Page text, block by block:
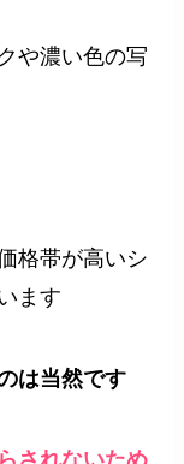
や濃い色の写
格帯が高いシ
ます
は当然です